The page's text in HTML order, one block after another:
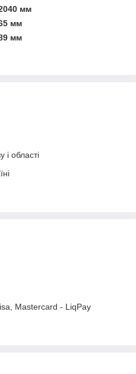
мм
мм
мм
і області
Mastercard - LiqPay